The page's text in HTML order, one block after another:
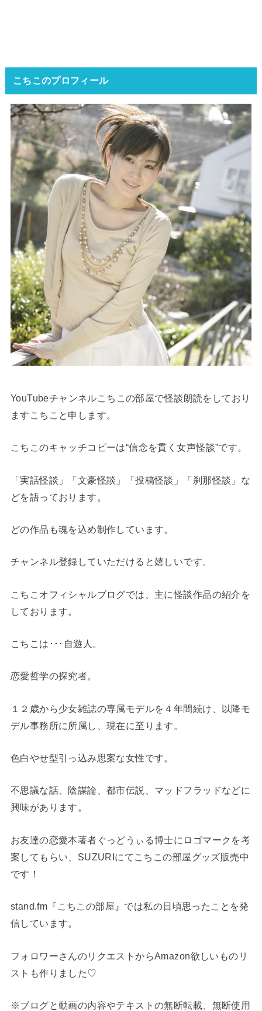
こちこのプロフィール
YouTubeチャンネルこちこの部屋で怪談朗読をしており
ますこちこと申します。
こちこのキャッチコピーは“信念を貫く女声怪談”です。
「実話怪談」「文豪怪談」「投稿怪談」「刹那怪談」な
どを語っております。
どの作品も魂を込め制作しています。
チャンネル登録していただけると嬉しいです。
こちこオフィシャルブログでは、主に怪談作品の紹介を
しております。
こちこは･･･自遊人。
恋愛哲学の探究者。
１２歳から少女雑誌の専属モデルを４年間続け、以降モ
デル事務所に所属し、現在に至ります。
色白やせ型引っ込み思案な女性です。
不思議な話、陰謀論、都市伝説、マッドフラッドなどに
興味があります。
お友達の恋愛本著者ぐっどうぃる博士にロゴマークを考
案してもらい、SUZURIにてこちこの部屋グッズ販売中
です！
stand.fm『こちこの部屋』では私の日頃思ったことを発
信しています。
フォロワーさんのリクエストからAmazon欲しいものリ
ストも作りました♡
※ブログと動画の内容やテキストの無断転載、無断使用